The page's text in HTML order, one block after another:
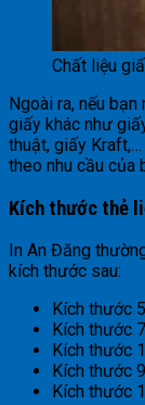
Chất liệu
Ngoài ra, nếu
giấy khác như
thuật, giấy
theo nhu cầu của
Kích thước thẻ
In An Đăng
kích thước sau:
Kích thước
Kích thước
Kích thước
Kích thước
Kích thước